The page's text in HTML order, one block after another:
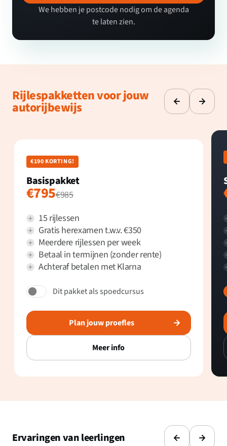
We hebben je postcode nodig om de agenda
te laten zien.
Rijlespakketten voor jouw
autorijbewijs
€190 KORTING!
Basispakket
€795€985
15 rijlessen
Gratis herexamen t.w.v. €350
Meerdere rijlessen per week
Betaal in termijnen (zonder rente)
Achteraf betalen met Klarna
Dit pakket als spoedcursus
Plan jouw proefles
Meer info
Ervaringen van leerlingen